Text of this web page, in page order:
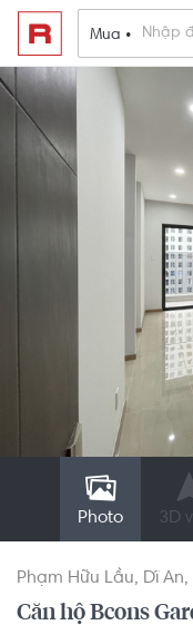
Mua •
Photo 3D
Phạm Hữu Lầu Dĩ An
Căn hộ Bcons